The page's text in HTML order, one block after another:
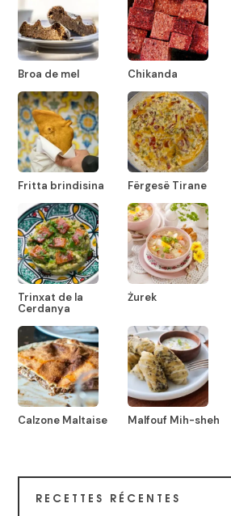
Broa de mel Chikanda
Fritta brindisina Fërgesë Tirane
Trinxat de la
Cerdanya
Żurek
Calzone Maltaise Malfouf Mih-sheh
RECETTES RÉCENTES